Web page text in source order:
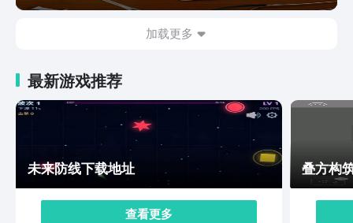
加载更多
最新游戏推荐
未来防线下载地址
查看更多
叠方构